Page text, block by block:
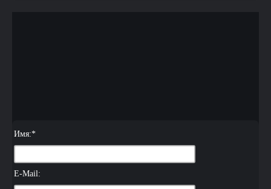
Имя:*
E-Mail: